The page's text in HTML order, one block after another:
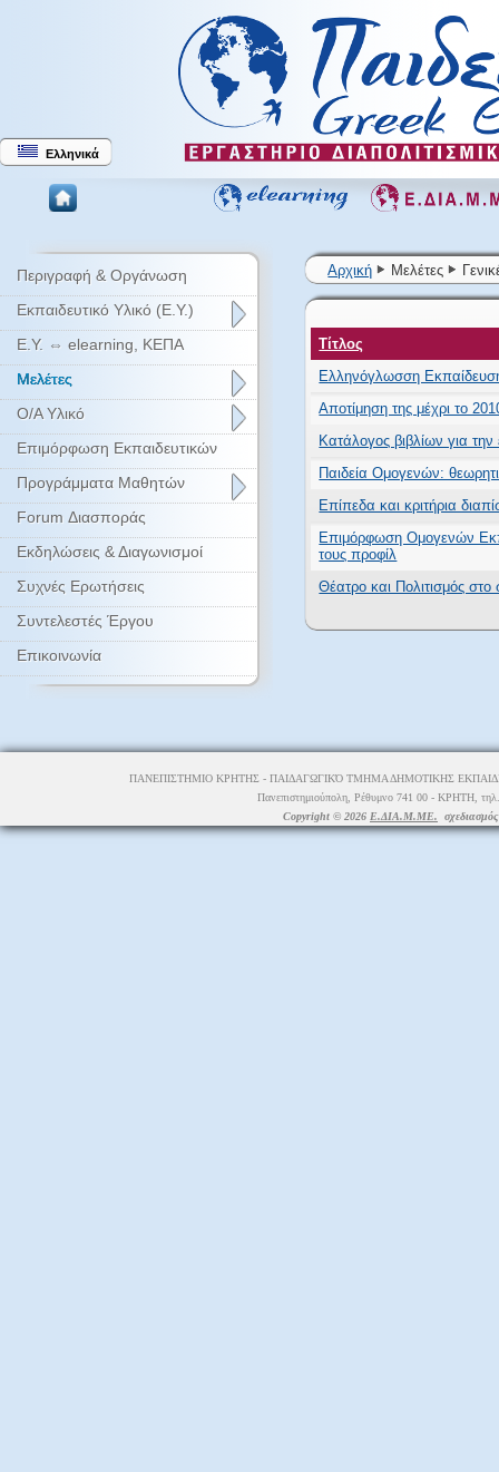
Ελληνικά
Περιγραφή & Οργάνωση
Εκπαιδευτικό Υλικό (Ε.Υ.)
Ε.Υ. ⇔ elearning, ΚΕΠΑ
Μελέτες
Ο/Α Υλικό
Επιμόρφωση Εκπαιδευτικών
Προγράμματα Μαθητών
Forum Διασποράς
Εκδηλώσεις & Διαγωνισμοί
Συχνές Ερωτήσεις
Συντελεστές Έργου
Επικοινωνία
Αρχική Μελέτες
Τίτλος
Ελληνόγλωσση
Αποτίμηση της μέχρι το
Κατάλογος βιβλίων για την
Παιδεία Ομογενών:
Επίπεδα και κριτήρια
Επιμόρφωση Ομογενών
τους προφίλ
Θέατρο και Πολιτισμός
ΠΑΝΕΠΙΣΤΗΜΙΟ ΚΡΗΤΗΣ - ΠΑΙΔΑΓΩΓΙΚΌ ΤΜΗΜΑ ΔΗΜΟΤΙΚΗΣ
Πανεπιστημιούπολη, Ρέθυμνο 741 00 - ΚΡΗΤΗ,
Copyright © 2026 Ε.ΔΙΑ.Μ.ΜΕ.